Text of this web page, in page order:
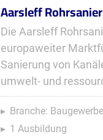
Aarsleff
Die Aarsleff
europaweiter
Sanierung von
umwelt- und
Branche: Baugewerbe
1 Ausbildung